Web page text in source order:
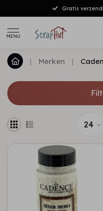
Gratis
MENU
| Merken |